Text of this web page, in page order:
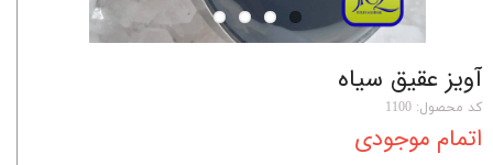
آویز عقیق سیاه
کد محصول: 1100
اتمام موجودی